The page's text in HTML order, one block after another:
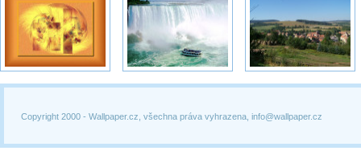
Copyright 2000 - Wallpaper.cz, všechna práva vyhrazena, info@wallpaper.cz